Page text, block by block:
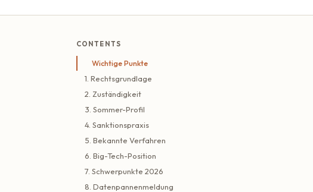
CONTENTS
Wichtige Punkte
1. Rechtsgrundlage
2. Zuständigkeit
3. Sommer-Profil
4. Sanktionspraxis
5. Bekannte Verfahren
6. Big-Tech-Position
7. Schwerpunkte 2026
8. Datenpannenmeldung